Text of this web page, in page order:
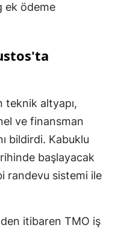
ek ödeme
teknik altyapı,
ve finansman
bildirdi. Kabuklu
başlayacak
randevu sistemi ile
itibaren TMO iş